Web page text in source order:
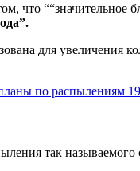
что ““значительное
для увеличения
по распылениям
так